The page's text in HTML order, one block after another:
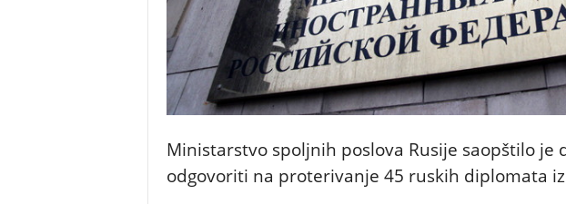
Ministarstvo spoljnih poslova Rusije saopštilo je
odgovoriti na proterivanje 45 ruskih diplomata iz